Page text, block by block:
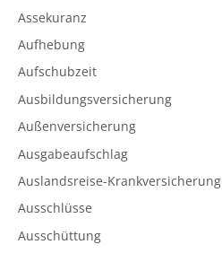
Assekuranz
Aufhebung
Aufschubzeit
Ausbildungsversicherung
Außenversicherung
Ausgabeaufschlag
Auslandsreise-Krankversicherung
Ausschlüsse
Ausschüttung